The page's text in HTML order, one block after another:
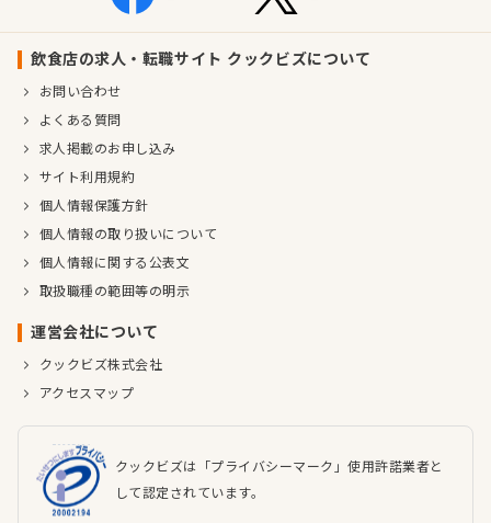
飲食店の求人・転職サイト クックビズについて
お問い合わせ
よくある質問
求人掲載のお申し込み
サイト利用規約
個人情報保護方針
個人情報の取り扱いについて
個人情報に関する公表文
取扱職種の範囲等の明示
運営会社について
クックビズ株式会社
アクセスマップ
クックビズは「プライバシーマーク」使用許諾業者と
して認定されています。